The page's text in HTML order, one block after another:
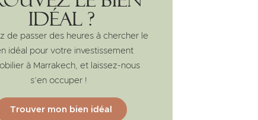
idéal ?
de passer des heures à chercher le
idéal pour votre investissement
à Marrakech, et laissez-nous
s’en occuper !
Trouver mon bien idéal